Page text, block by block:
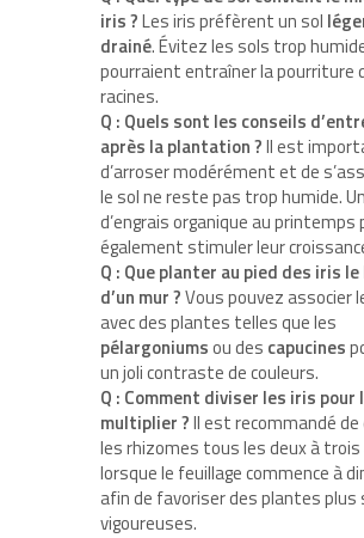
iris ?Les iris préfèrent un sol
drainé. Évitez les sols trop
pourraient entraîner la pourriture
racines.
Q : Quels sont les conseils
après la plantation ?Il est
d’arroser modérément et de
le sol ne reste pas trop humide.
d’engrais organique au printemps
également stimuler leur
Q : Que planter au pied des iris
d’un mur ?Vous pouvez associer
avec des plantes telles que les
pélargoniumsou des capucines
un joli contraste de couleurs.
Q : Comment diviser les iris pour
multiplier ?Il est recommandé
les rhizomes tous les deux à trois
lorsque le feuillage commence à
afin de favoriser des plantes plus
vigoureuses.